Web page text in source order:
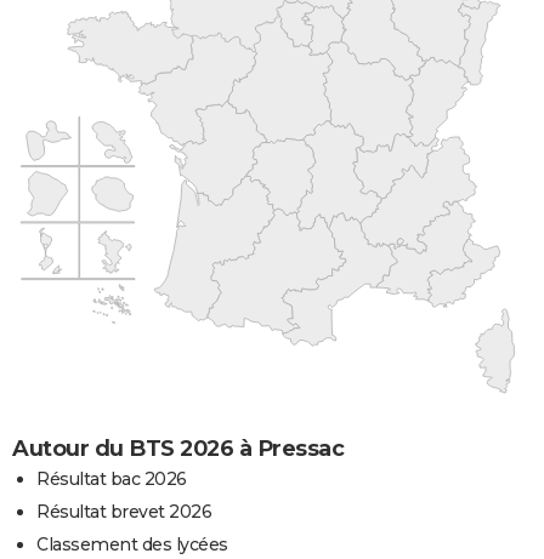
Autour du BTS 2026 à Pressac
Résultat bac 2026
Résultat brevet 2026
Classement des lycées